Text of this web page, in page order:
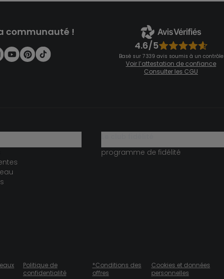
communauté !
4.6/5
Basé sur 7 339 avis soumis à un contrôle
Voir l’attestation de confiance
Consulter les CGU
programme de fidélité
Politique de
confidentialité
*Conditions des
offres
Cookies et données
personnelles